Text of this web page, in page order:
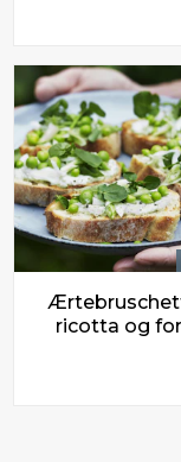
ricotta og